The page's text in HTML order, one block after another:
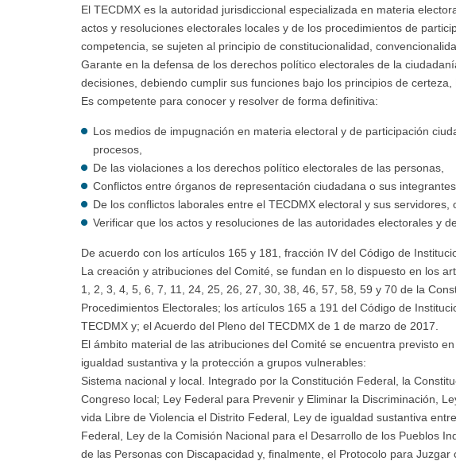
El TECDMX es la autoridad jurisdiccional especializada en materia
actos y resoluciones electorales locales y de los procedimientos de
competencia, se sujeten al principio de constitucionalidad,
Garante en la defensa de los derechos político electorales de la
decisiones, debiendo cumplir sus funciones bajo los principios de
Es competente para conocer y resolver de forma definitiva:
Los medios de impugnación en materia electoral y de participación
procesos,
De las violaciones a los derechos político electorales de las personas,
Conflictos entre órganos de representación ciudadana o sus integrantes,
De los conflictos laborales entre el TECDMX electoral y sus
Verificar que los actos y resoluciones de las autoridades electorales y
De acuerdo con los artículos 165 y 181, fracción IV del Código de
La creación y atribuciones del Comité, se fundan en lo dispuesto en los
1, 2, 3, 4, 5, 6, 7, 11, 24, 25, 26, 27, 30, 38, 46, 57, 58, 59 y 70 de la
Procedimientos Electorales; los artículos 165 a 191 del Código de
TECDMX y; el Acuerdo del Pleno del TECDMX de 1 de marzo de 2017.
El ámbito material de las atribuciones del Comité se encuentra previsto
igualdad sustantiva y la protección a grupos vulnerables:
Sistema nacional y local. Integrado por la Constitución Federal, la
Congreso local; Ley Federal para Prevenir y Eliminar la Discriminación,
vida Libre de Violencia el Distrito Federal, Ley de igualdad sustantiva
Federal, Ley de la Comisión Nacional para el Desarrollo de los Pueblos
de las Personas con Discapacidad y, finalmente, el Protocolo para